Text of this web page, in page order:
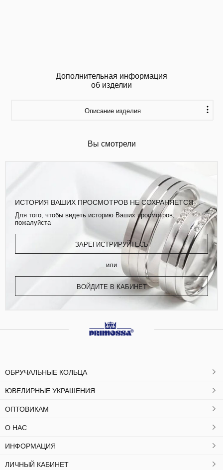
Дополнительная информация
об изделии
Описание изделия
Вы смотрели
ИСТОРИЯ ВАШИХ ПРОСМОТРОВ НЕ СОХРАНЯЕТСЯ
Для того, чтобы видеть историю Ваших просмотров,
пожалуйста
ЗАРЕГИСТРИРУЙТЕСЬ
или
ВОЙДИТЕ В КАБИНЕТ
ОБРУЧАЛЬНЫЕ КОЛЬЦА
ЮВЕЛИРНЫЕ УКРАШЕНИЯ
ОПТОВИКАМ
О НАС
ИНФОРМАЦИЯ
ЛИЧНЫЙ КАБИНЕТ